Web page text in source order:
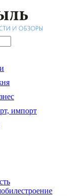
импорт